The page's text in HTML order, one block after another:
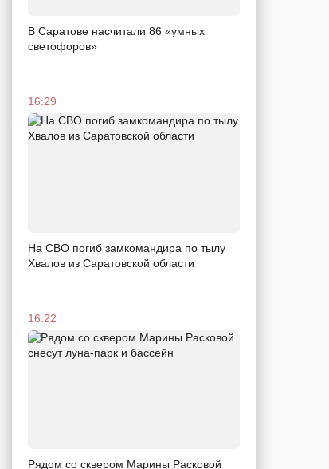
В Саратове насчитали 86 «умных
светофоров»
16:29
На СВО погиб замкомандира по тылу
Хвалов из Саратовской области
16:22
Рядом со сквером Марины Расковой